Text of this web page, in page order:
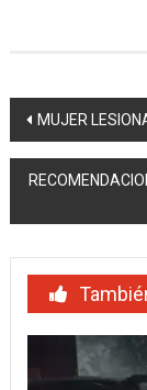
de
entradas
MUJER